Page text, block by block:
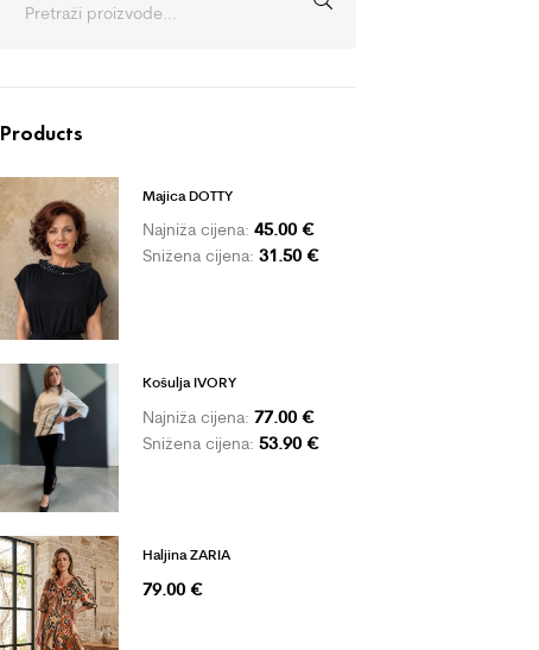
Products
Majica DOTTY
Najniža cijena: 45.00 €
Snižena cijena: 31.50 €
Košulja IVORY
Najniža cijena: 77.00 €
Snižena cijena: 53.90 €
Haljina ZARIA
79.00 €